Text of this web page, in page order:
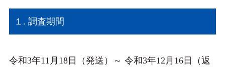
１. 調査期間
令和3年11月18日（発送）～ 令和3年12月16日（返